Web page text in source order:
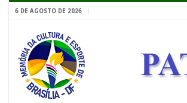
6 DE AGOSTO DE 2026